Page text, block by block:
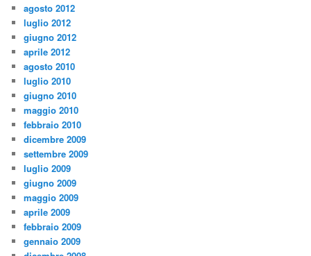
agosto 2012
luglio 2012
giugno 2012
aprile 2012
agosto 2010
luglio 2010
giugno 2010
maggio 2010
febbraio 2010
dicembre 2009
settembre 2009
luglio 2009
giugno 2009
maggio 2009
aprile 2009
febbraio 2009
gennaio 2009